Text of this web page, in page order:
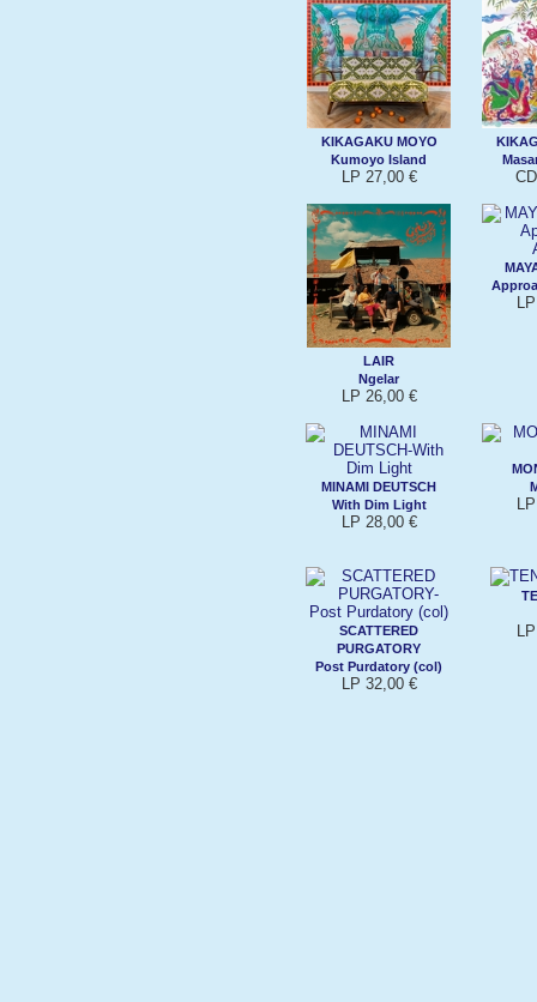
KIKAGAKU MOYO
Kumoyo Island
LP 27,00 €
LAIR
Ngelar
LP 26,00 €
MINAMI DEUTSCH
With Dim Light
LP 28,00 €
SCATTERED
PURGATORY
Post Purdatory (col)
LP 32,00 €